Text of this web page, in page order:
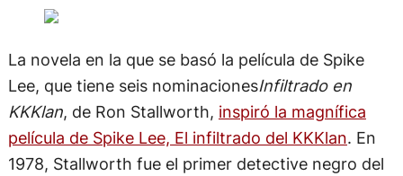
La novela en la que se basó la película de Spike
Lee, que tiene seis nominacionesInfiltrado en
KKKlan, de Ron Stallworth, inspiró la magnífica
película de Spike Lee, El infiltrado del KKKlan. En
1978, Stallworth fue el primer detective negro del